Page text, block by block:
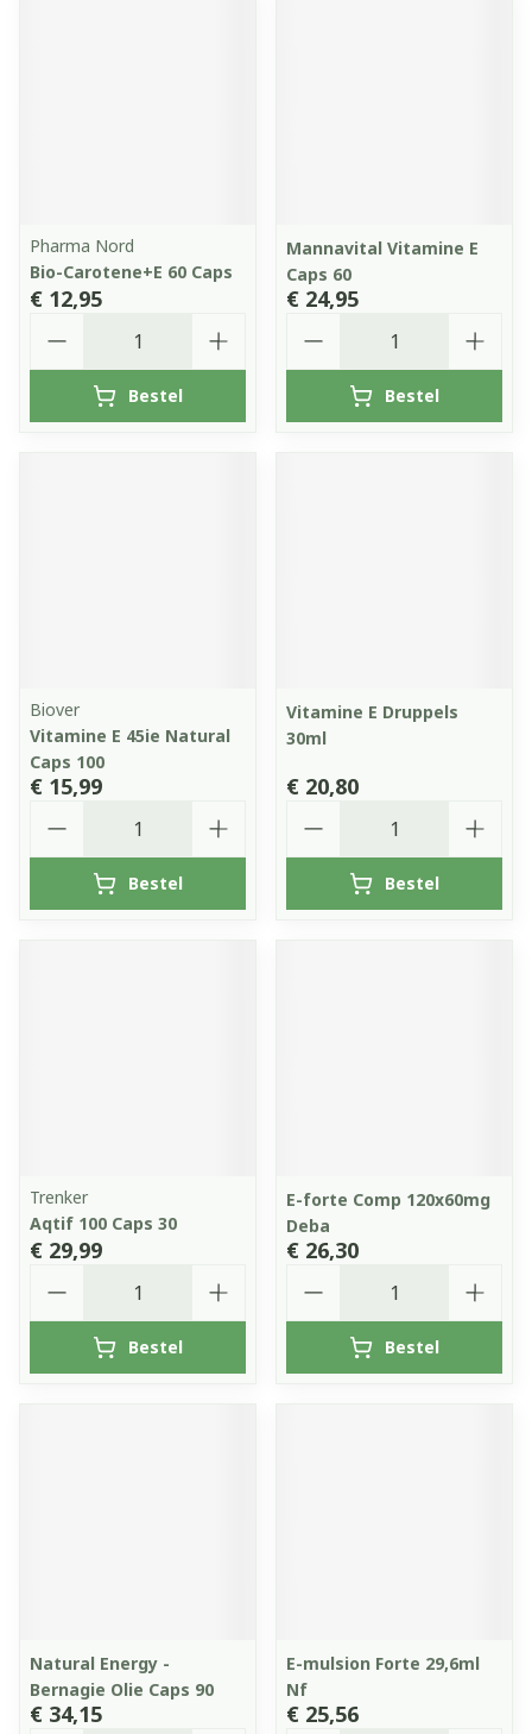
Pharma Nord
Bio-Carotene+E 60 Caps
€ 12,95
Bestel
Mannavital Vitamine E
Caps 60
€ 24,95
Bestel
Biover
Vitamine E 45ie Natural
Caps 100
€ 15,99
Bestel
Vitamine E Druppels
30ml
€ 20,80
Bestel
Trenker
Aqtif 100 Caps 30
€ 29,99
Bestel
E-forte Comp 120x60mg
Deba
€ 26,30
Bestel
Natural Energy -
Bernagie Olie Caps 90
€ 34,15
E-mulsion Forte 29,6ml
Nf
€ 25,56